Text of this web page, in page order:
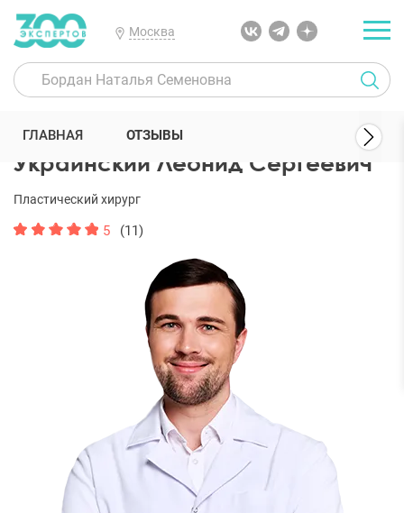
Москва
300 Экспертов Пластические хирурги Украинский Леонид
Украинский Леонид Сергеевич
Пластический хирург
5 (11)
ГЛАВНАЯ ОТЗЫВЫ